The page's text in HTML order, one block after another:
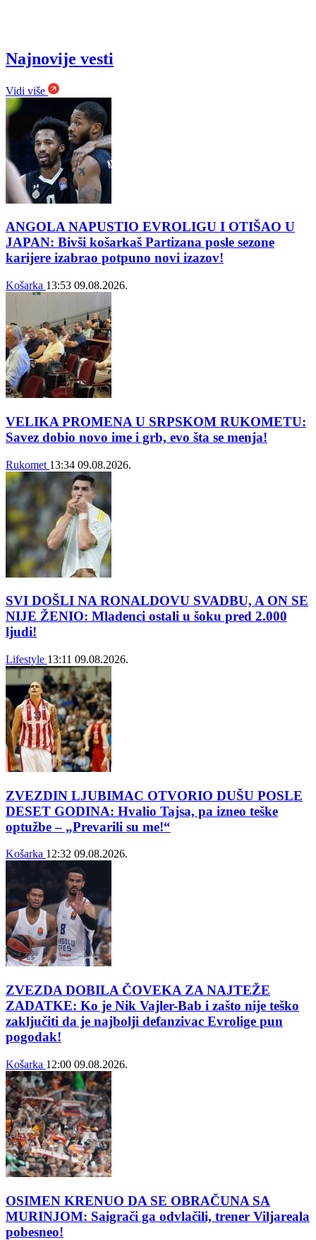
Najnovije vesti
Vidi više
ANGOLA NAPUSTIO EVROLIGU I OTIŠAO U
JAPAN: Bivši košarkaš Partizana posle sezone
karijere izabrao potpuno novi izazov!
Košarka 13:53 09.08.2026.
VELIKA PROMENA U SRPSKOM RUKOMETU:
Savez dobio novo ime i grb, evo šta se menja!
Rukomet 13:34 09.08.2026.
SVI DOŠLI NA RONALDOVU SVADBU, A ON SE
NIJE ŽENIO: Mladenci ostali u šoku pred 2.000
ljudi!
Lifestyle 13:11 09.08.2026.
ZVEZDIN LJUBIMAC OTVORIO DUŠU POSLE
DESET GODINA: Hvalio Tajsa, pa izneo teške
optužbe – „Prevarili su me!“
Košarka 12:32 09.08.2026.
ZVEZDA DOBILA ČOVEKA ZA NAJTEŽE
ZADATKE: Ko je Nik Vajler-Bab i zašto nije teško
zaključiti da je najbolji defanzivac Evrolige pun
pogodak!
Košarka 12:00 09.08.2026.
OSIMEN KRENUO DA SE OBRAČUNA SA
MURINJOM: Saigrači ga odvlačili, trener Viljareala
pobesneo!